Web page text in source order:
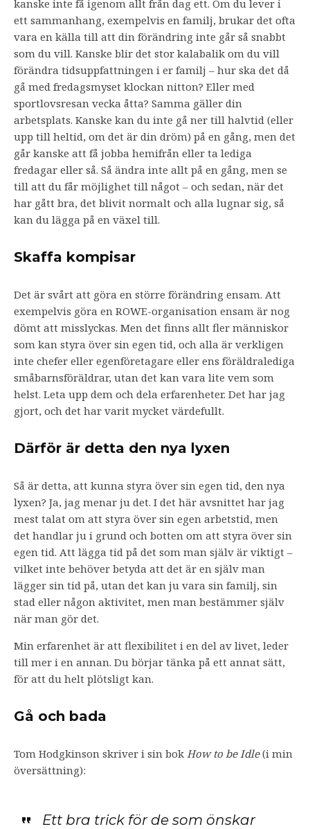
kanske inte få igenom allt från dag ett. Om du lever i
ett sammanhang, exempelvis en familj, brukar det ofta
vara en källa till att din förändring inte går så snabbt
som du vill. Kanske blir det stor kalabalik om du vill
förändra tidsuppfattningen i er familj – hur ska det då
gå med fredagsmyset klockan nitton? Eller med
sportlovsresan vecka åtta? Samma gäller din
arbetsplats. Kanske kan du inte gå ner till halvtid (eller
upp till heltid, om det är din dröm) på en gång, men det
går kanske att få jobba hemifrån eller ta lediga
fredagar eller så. Så ändra inte allt på en gång, men se
till att du får möjlighet till något – och sedan, när det
har gått bra, det blivit normalt och alla lugnar sig, så
kan du lägga på en växel till.
Skaffa kompisar
Det är svårt att göra en större förändring ensam. Att
exempelvis göra en ROWE-organisation ensam är nog
dömt att misslyckas. Men det finns allt fler människor
som kan styra över sin egen tid, och alla är verkligen
inte chefer eller egenföretagare eller ens föräldralediga
småbarnsföräldrar, utan det kan vara lite vem som
helst. Leta upp dem och dela erfarenheter. Det har jag
gjort, och det har varit mycket värdefullt.
Därför är detta den nya lyxen
Så är detta, att kunna styra över sin egen tid, den nya
lyxen? Ja, jag menar ju det. I det här avsnittet har jag
mest talat om att styra över sin egen arbetstid, men
det handlar ju i grund och botten om att styra över sin
egen tid. Att lägga tid på det som man själv är viktigt –
vilket inte behöver betyda att det är en själv man
lägger sin tid på, utan det kan ju vara sin familj, sin
stad eller någon aktivitet, men man bestämmer själv
när man gör det.
Min erfarenhet är att flexibilitet i en del av livet, leder
till mer i en annan. Du börjar tänka på ett annat sätt,
för att du helt plötsligt kan.
Gå och bada
Tom Hodgkinson skriver i sin bok How to be Idle(i min
översättning):
Ett bra trick för de som önskar